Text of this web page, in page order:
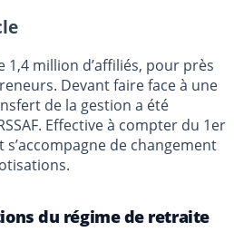
1,4 million d’affiliés, pour près
Devant faire face à une
de la gestion a été
Effective à compter du 1er
de changement
du régime de retraite